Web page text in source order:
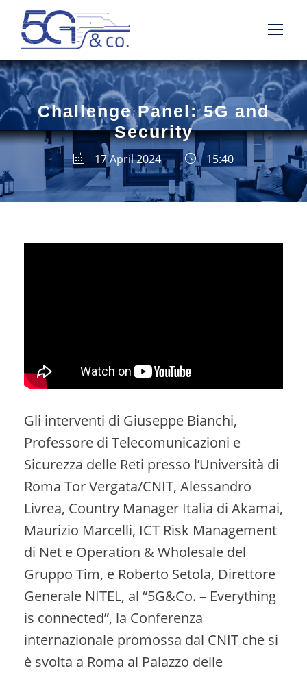
Challenge Panel: 5G and
Security
17 April 2024 15:40
Gli interventi di Giuseppe Bianchi,
Professore di Telecomunicazioni e
Sicurezza delle Reti presso l’Università di
Roma Tor Vergata/CNIT, Alessandro
Livrea, Country Manager Italia di Akamai,
Maurizio Marcelli, ICT Risk Management
di Net e Operation & Wholesale del
Gruppo Tim, e Roberto Setola, Direttore
Generale NITEL, al “5G&Co. – Everything
is connected”, la Conferenza
internazionale promossa dal CNIT che si
è svolta a Roma al Palazzo delle